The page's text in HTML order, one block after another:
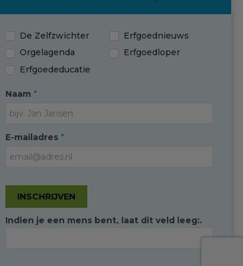
Contact
info@erfgoedingroningen.nl
facebook.com/erfgoedpartners
De Zelfzwichter
Erfgoednieuws
Orgelagenda
Erfgoedloper
Erfgoededucatie
Naam *
E-mailadres *
INSCHRIJVEN
Indien je een mens bent, laat dit veld leeg:.